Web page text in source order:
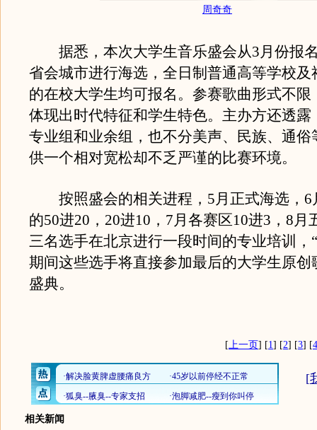
周奇奇
据悉，本次大学生音乐盛会从3月份报
省会城市进行海选，全日制普通高等学校及
的在校大学生均可报名。参赛歌曲形式不限
体现出时代特征和学生特色。主办方还透露
专业组和业余组，也不分美声、民族、通俗
供一个相对宽松却不乏严谨的比赛环境。
按照盛会的相关进程，5月正式海选，6
的50进20，20进10，7月各赛区10进3，8月
三名选手在北京进行一段时间的专业培训，
期间这些选手将直接参加最后的大学生原创
盛典。
[上一页] [1] [2] [3] [4
[
相关新闻